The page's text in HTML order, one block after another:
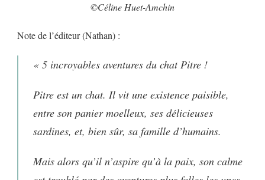
©Céline Huet-Amchin
Note de l’éditeur (Nathan) :
« 5 incroyables aventures du chat Pitre !
Pitre est un chat. Il vit une existence paisible,
entre son panier moelleux, ses délicieuses
sardines, et, bien sûr, sa famille d’humains.
Mais alors qu’il n’aspire qu’à la paix, son calme